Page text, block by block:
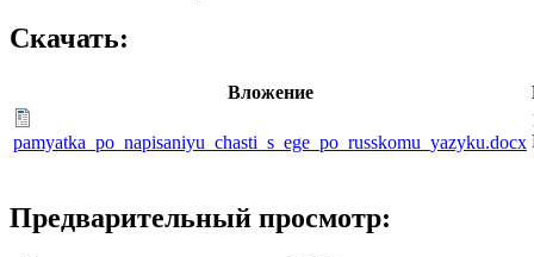
Скачать:
Вложение
pamyatka_po_napisaniyu_chasti_s_ege_po_russkomu_yazyku.docx
Предварительный просмотр: